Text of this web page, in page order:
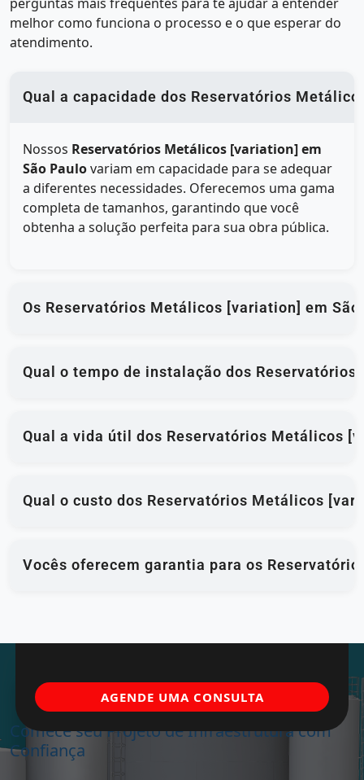
melhor como funciona o processo e o que esperar do
atendimento.
Qual a capacidade dos Reservatórios
Nossos Reservatórios Metálicos [variation] em
São Paulovariam em capacidade para se adequar
a diferentes necessidades. Oferecemos uma gama
completa de tamanhos, garantindo que você
obtenha a solução perfeita para sua obra pública.
Os Reservatórios Metálicos [variation] em
Qual o tempo de instalação dos
Qual a vida útil dos Reservatórios Metálicos
Qual o custo dos Reservatórios Metálicos
Vocês oferecem garantia para os
Comece seu Projeto de Infraestrutura com
Confiança
AGENDE UMA CONSULTA